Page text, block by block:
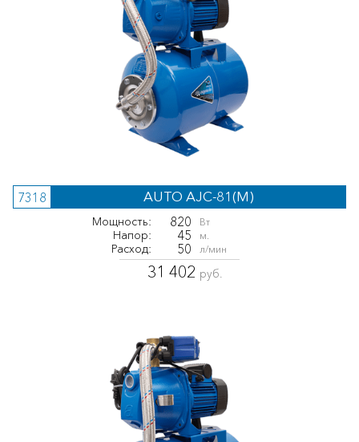
7318 AUTO AJC-81(M)
Мощность: 820 Вт
Напор: 45 м.
Расход: 50 л/мин
31 402 руб.